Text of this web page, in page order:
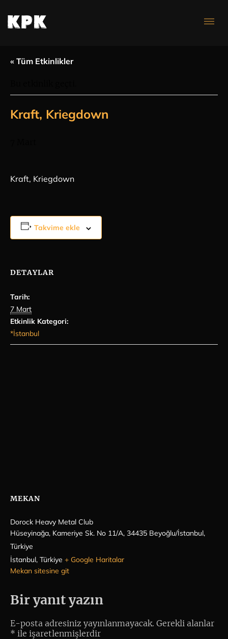
« Tüm Etkinlikler
Kraft, Kriegdown
Kraft, Kriegdown
Takvime ekle
DETAYLAR
Tarih:
7 Mart
Etkinlik Kategori:
*İstanbul
MEKAN
Dorock Heavy Metal Club
Hüseyinağa, Kameriye Sk. No 11/A, 34435 Beyoğlu/İstanbul,
Türkiye
İstanbul, Türkiye + Google Haritalar
Mekan sitesine git
Bir yanıt yazın
E-posta adresiniz yayınlanmayacak. Gerekli alanlar
* ile işaretlenmişlerdir